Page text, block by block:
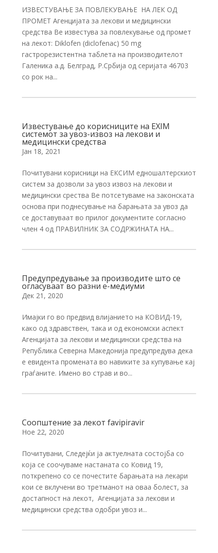
ИЗВЕСТУВАЊЕ ЗА ПОВЛЕКУВАЊЕ НА ЛЕК ОД
ПРОМЕТ Агенцијата за лекови и медицински
средства Ве известува за повлекување од промет
на лекот: Diklofen (diclofenac) 50 mg
гастрорезистентна таблета на производителот
Галеника а.д. Белград, Р.Србија од серијата 46703
со рок на...
Известување до корисниците на EXIM
системот за увоз-извоз на лекови и
медицински средства
Јан 18, 2021
Почитувани корисници на ЕКСИМ едношалтерскиот
систем за дозволи за увоз извоз на лекови и
медицински срества Ве потсетуваме на законската
основа при поднесување на барањата за увоз да
се доставуваат во прилог документите согласно
член 4 од ПРАВИЛНИК ЗА СОДРЖИНАТА НА...
Предупредување за производите што се
огласуваат во разни е-медиуми
Дек 21, 2020
Имајки го во предвид влијанието на КОВИД-19,
како од здравствен, така и од економски аспект
Агенцијата за лекови и медицински средства на
Република Северна Македонија предупредува дека
е евидента промената во навиките за купување кај
граѓаните. Имено во страв и во...
Соопштение за лекот favipiravir
Ное 22, 2020
Почитувани, Следејќи ја актуелната состојба со
која се соочуваме настаната со Ковид 19,
поткрепено со се почестите барањата на лекари
кои се вклучени во третманот на оваа болест, за
достапност на лекот, Агенцијата за лекови и
медицински средства одобри увоз и...